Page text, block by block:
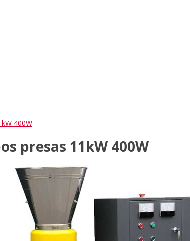
400W
presas 11kW 400W